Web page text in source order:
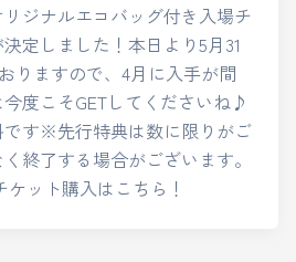
ジナルエコバッグ付き入場チ
定しました！本日より5月31
りますので、4月に入手が間
度こそGETしてくださいね♪
す※先行特典は数に限りがご
終了する場合がございます。
ット購入はこちら！